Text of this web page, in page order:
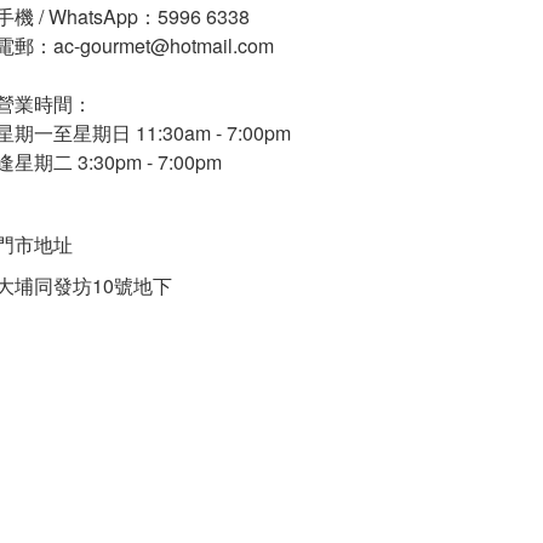
機 / WhatsApp：5996 6338
郵：ac-gourmet@hotmail.com
業時間：
期一至星期日 11:30am - 7:00pm
星期二 3:30pm - 7:00pm
市地址
埔同發坊10號地下